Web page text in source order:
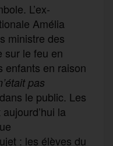
L’ex-
Amélia
ministre des
sur le feu en
enfants en raison
pas
dans le public. Les
la
: les élèves du